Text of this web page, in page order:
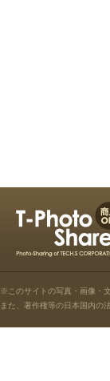
※このサイトの写真・画像・
また、著作権等の日本国内の